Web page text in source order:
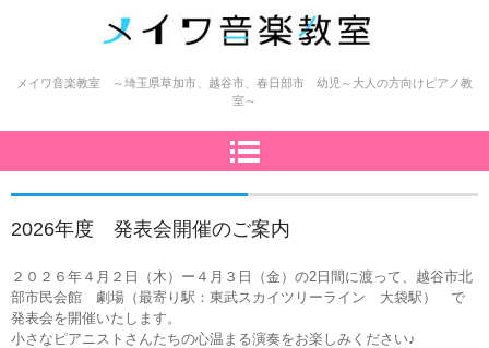
メイワ音楽教室（明和楽器）
メイワ音楽教室 ～埼玉県草加市、越谷市、春日部市 幼児～大人の方向けピアノ教
室～
2026年度 発表会開催のご案内
２０２６年４月２日（木）ー４月３日（金）の2日間に渡って、越谷市北
部市民会館 劇場（最寄り駅：東武スカイツリーライン 大袋駅） で
発表会を開催いたします。
小さなピアニストさんたちの心温まる演奏をお楽しみください♪